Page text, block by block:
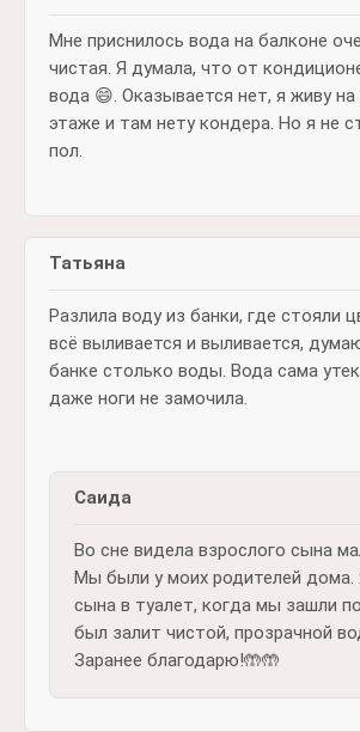
Мне приснилось вода на балконе
чистая. Я думала, что от
вода 😄. Оказывается нет, я живу
этаже и там нету кондера. Но я не
пол.
Татьяна
Разлила воду из банки, где стояли
всё выливается и выливается,
банке столько воды. Вода сама
даже ноги не замочила.
Саида
Во сне видела взрослого сына
Мы были у моих родителей дома.
сына в туалет, когда мы зашли
был залит чистой, прозрачной
Заранее благодарю!🤲🤲